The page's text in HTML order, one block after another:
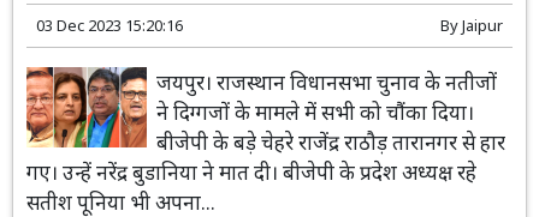
03 Dec 2023 15:20:16 ByJaipur
जयपुर। राजस्थान विधानसभा चुनाव के नतीजों
ने दिग्गजों के मामले में सभी को चौंका दिया।
बीजेपी के बड़े चेहरे राजेंद्र राठौड़ तारानगर से हार
गए। उन्हें नरेंद्र बुडानिया ने मात दी। बीजेपी के प्रदेश अध्यक्ष रहे
सतीश पूनिया भी अपना...